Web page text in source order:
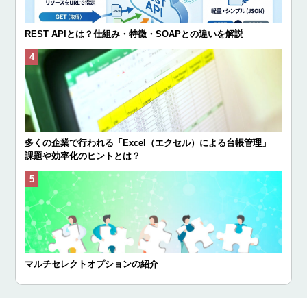
REST APIとは？仕組み・特徴・SOAPとの違いを解説
多くの企業で行われる「Excel（エクセル）による台帳管理」
課題や効率化のヒントとは？
マルチセレクトオプションの紹介